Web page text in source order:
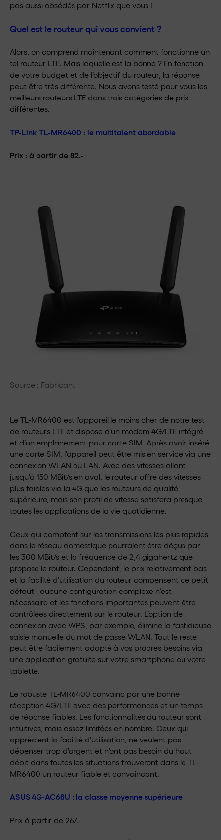
pas aussi obsédés par Netflix que vous !
Quel est le routeur qui vous convient ?
Alors, on comprend maintenant comment fonctionne un
tel routeur LTE. Mais laquelle est la bonne ? En fonction
de votre budget et de l’objectif du routeur, la réponse
peut être très différente. Nous avons testé pour vous les
meilleurs routeurs LTE dans trois catégories de prix
différentes.
TP-Link TL-MR6400 : le multitalent abordable
Prix : à partir de 82.-
Source : Fabricant
Le TL-MR6400 est l’appareil le moins cher de notre test
de routeurs LTE et dispose d’un modem 4G/LTE intégré
et d’un emplacement pour carte SIM. Après avoir inséré
une carte SIM, l’appareil peut être mis en service via une
connexion WLAN ou LAN. Avec des vitesses allant
jusqu’à 150 MBit/s en aval, le routeur offre des vitesses
plus faibles via la 4G que les routeurs de qualité
supérieure, mais son profil de vitesse satisfera presque
toutes les applications de la vie quotidienne.
Ceux qui comptent sur les transmissions les plus rapides
dans le réseau domestique pourraient être déçus par
les 300 MBit/s et la fréquence de 2,4 gigahertz que
propose le routeur. Cependant, le prix relativement bas
et la facilité d’utilisation du routeur compensent ce petit
défaut : aucune configuration complexe n’est
nécessaire et les fonctions importantes peuvent être
contrôlées directement sur le routeur. L’option de
connexion avec WPS, par exemple, élimine la fastidieuse
saisie manuelle du mot de passe WLAN. Tout le reste
peut être facilement adapté à vos propres besoins via
une application gratuite sur votre smartphone ou votre
tablette.
Le robuste TL-MR6400 convainc par une bonne
réception 4G/LTE avec des performances et un temps
de réponse fiables. Les fonctionnalités du routeur sont
intuitives, mais assez limitées en nombre. Ceux qui
apprécient la facilité d’utilisation, ne veulent pas
dépenser trop d’argent et n’ont pas besoin du haut
débit dans toutes les situations trouveront dans le TL-
MR6400 un routeur fiable et convaincant.
ASUS 4G-AC68U : la classe moyenne supérieure
Prix à partir de 267.-